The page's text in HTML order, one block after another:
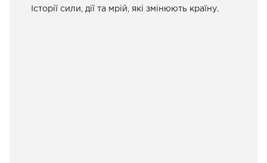
Історії сили, дії та мрій, які змінюють країну.